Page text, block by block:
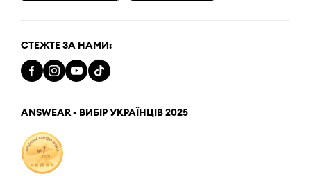
СТЕЖТЕ ЗА НАМИ:
ANSWEAR - ВИБІР УКРАЇНЦІВ 2025